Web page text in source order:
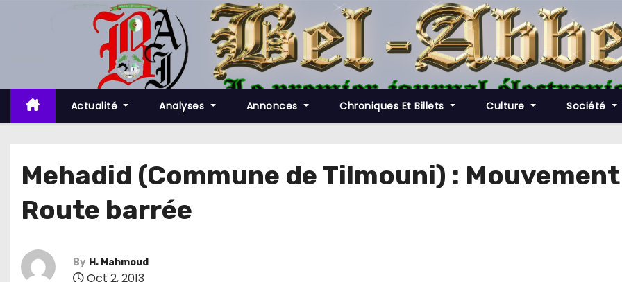
t
c
Actualité Analyses Annonces Chroniques Et Billets Culture Société
Mehadid (Commune de Tilmouni) :
Route barrée
By H. Mahmoud
Oct 2, 2013